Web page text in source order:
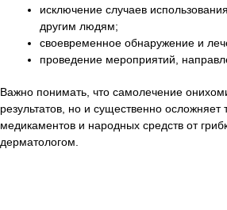
исключение случаев
другим людям;
своевременное обнаружение и
проведение мероприятий,
Важно понимать, что самолечение
результатов, но и существенно
медикаментов и народных средств от
дерматологом.